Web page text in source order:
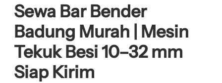
Sewa Bar Bender
Badung Murah | Mesin
Tekuk Besi 10–32 mm
Siap Kirim